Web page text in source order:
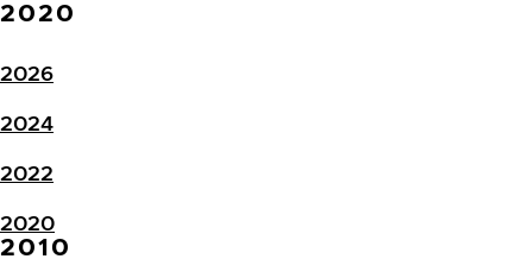
2020
2026
2024
2022
2020
2010